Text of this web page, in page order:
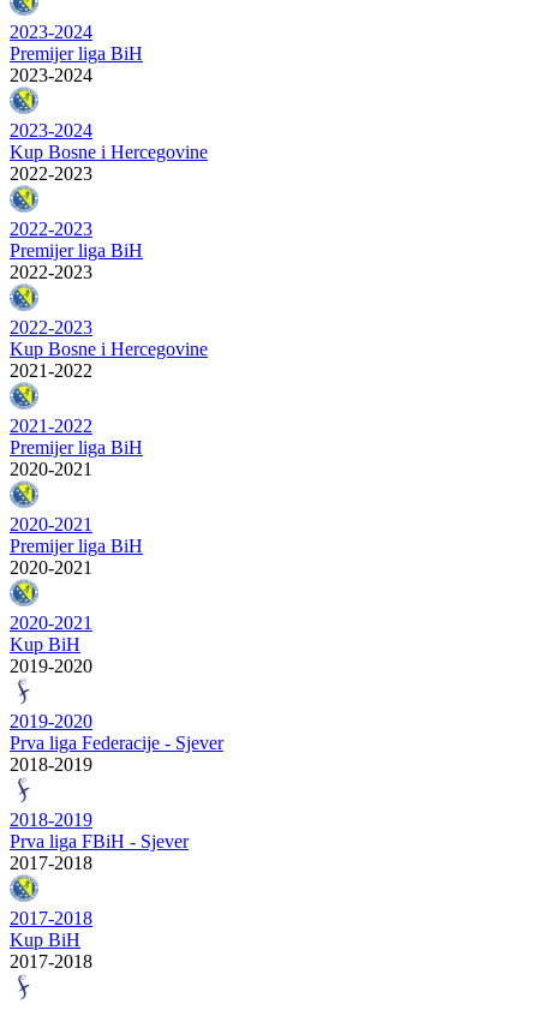
2023-2024
Premijer liga BiH
2023-2024
2023-2024
Kup Bosne i Hercegovine
2022-2023
2022-2023
Premijer liga BiH
2022-2023
2022-2023
Kup Bosne i Hercegovine
2021-2022
2021-2022
Premijer liga BiH
2020-2021
2020-2021
Premijer liga BiH
2020-2021
2020-2021
Kup BiH
2019-2020
2019-2020
Prva liga Federacije - Sjever
2018-2019
2018-2019
Prva liga FBiH - Sjever
2017-2018
2017-2018
Kup BiH
2017-2018